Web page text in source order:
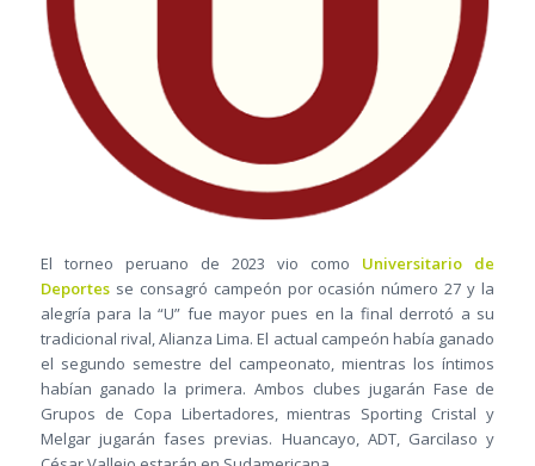
El torneo peruano de 2023 vio como Universitario de
Deportesse consagró campeón por ocasión número 27 y la
alegría para la “U” fue mayor pues en la final derrotó a su
tradicional rival, Alianza Lima. El actual campeón había ganado
el segundo semestre del campeonato, mientras los íntimos
habían ganado la primera. Ambos clubes jugarán Fase de
Grupos de Copa Libertadores, mientras Sporting Cristal y
Melgar jugarán fases previas. Huancayo, ADT, Garcilaso y